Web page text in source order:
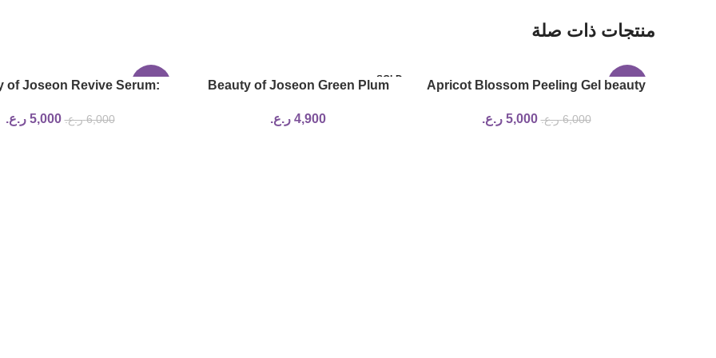
منتجات ذات صلة
-17%
Apricot Blossom Peeling Gel beauty
6,000 ر.ع. 5,000 ر.ع.
SOLD
OUT
Beauty of Joseon Green Plum
4,900 ر.ع.
-17%
of Joseon Revive Serum:
6,000 ر.ع. 5,000 ر.ع.